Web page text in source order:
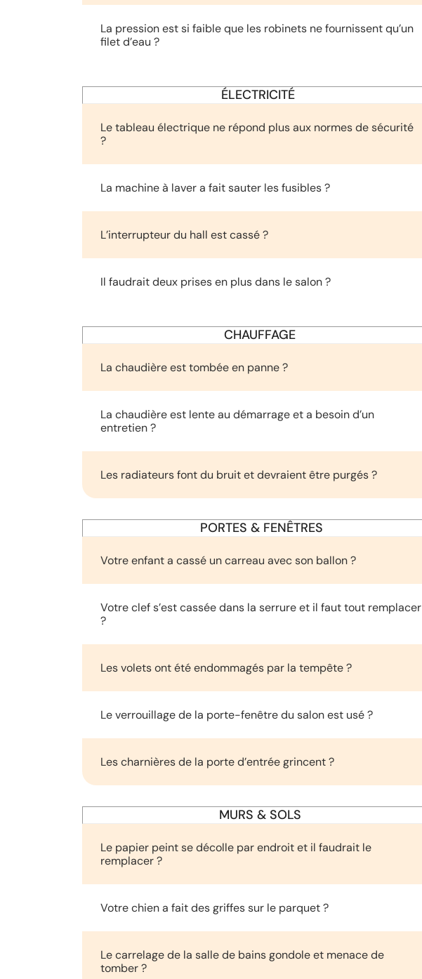
La pression est si faible que les robinets ne fournissent qu’un
filet d’eau ?
ÉLECTRICITÉ
Le tableau électrique ne répond plus aux normes de sécurité
?
La machine à laver a fait sauter les fusibles ?
L’interrupteur du hall est cassé ?
Il faudrait deux prises en plus dans le salon ?
CHAUFFAGE
La chaudière est tombée en panne ?
La chaudière est lente au démarrage et a besoin d’un
entretien ?
Les radiateurs font du bruit et devraient être purgés ?
PORTES & FENÊTRES
Votre enfant a cassé un carreau avec son ballon ?
Votre clef s’est cassée dans la serrure et il faut tout remplacer
?
Les volets ont été endommagés par la tempête ?
Le verrouillage de la porte-fenêtre du salon est usé ?
Les charnières de la porte d’entrée grincent ?
MURS & SOLS
Le papier peint se décolle par endroit et il faudrait le
remplacer ?
Votre chien a fait des griffes sur le parquet ?
Le carrelage de la salle de bains gondole et menace de
tomber ?